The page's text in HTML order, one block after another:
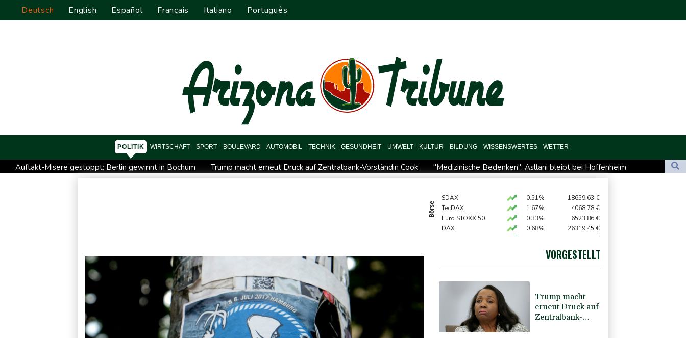
Deutsch English Español Français Italiano Português
POLITIK WIRTSCHAFT SPORT BOULEVARD AUTOMOBIL TECHNIK GESUNDHEIT UMWELT KULTUR BILDUNG WISSENSWERTES WETTER
Auftakt-Misere gestoppt: Berlin gewinnt in Bochum Trump macht erneut Druck auf Zentralbank-Vorständin Cook
"Medizinische Bedenken": Asllani bleibt bei Hoffenheim
US-Senat stimmt für verschärfte Sanktionen gegen Russland
Direkt-ICE Berlin-Paris bleibt wegen Technikproblemen vorerst unterbrochen
Börse
SDAX 0.51% 18659.63 €
TecDAX
1.67% 4068.78 €
Euro STOXX 50
0.33% 6523.86 €
DAX
0.68% 26319.45 €
$
-0.07% 32407.2 €
1.1562 $
VORGESTELLT
Trump macht
erneut Druck auf
Zentralbank-